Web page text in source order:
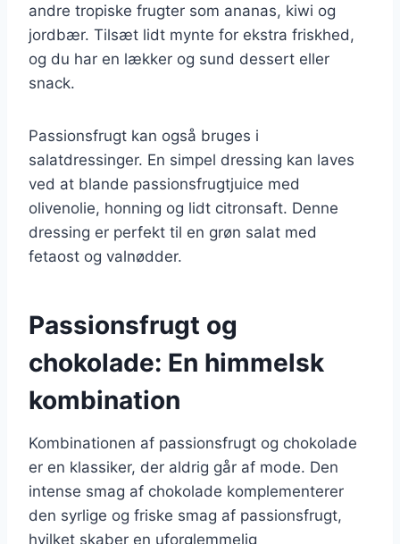
andre tropiske frugter som ananas, kiwi og
jordbær. Tilsæt lidt mynte for ekstra friskhed,
og du har en lækker og sund dessert eller
snack.
Passionsfrugt kan også bruges i
salatdressinger. En simpel dressing kan laves
ved at blande passionsfrugtjuice med
olivenolie, honning og lidt citronsaft. Denne
dressing er perfekt til en grøn salat med
fetaost og valnødder.
Passionsfrugt og
chokolade: En himmelsk
kombination
Kombinationen af passionsfrugt og chokolade
er en klassiker, der aldrig går af mode. Den
intense smag af chokolade komplementerer
den syrlige og friske smag af passionsfrugt,
hvilket skaber en uforglemmelig